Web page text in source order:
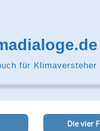
für Klimaversteher
Die vier F